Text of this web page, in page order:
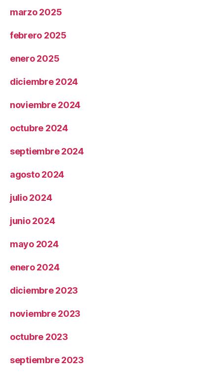
marzo 2025
febrero 2025
enero 2025
diciembre 2024
noviembre 2024
octubre 2024
septiembre 2024
agosto 2024
julio 2024
junio 2024
mayo 2024
enero 2024
diciembre 2023
noviembre 2023
octubre 2023
septiembre 2023